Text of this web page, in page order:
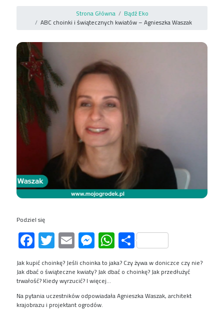
Strona Główna
Bądź Eko
ABC choinki i świątecznych kwiatów – Agnieszka Waszak
Podziel się
Facebook
Twitter
EmailMessenger
WhatsApp
Share
Jak kupić choinkę? Jeśli choinka to jaka? Czy żywa w doniczce czy nie?
Jak dbać o świąteczne kwiaty? Jak dbać o choinkę? Jak przedłużyć
trwałość? Kiedy wyrzucić? I więcej…
Na pytania uczestników odpowiadała Agnieszka Waszak, architekt
krajobrazu i projektant ogrodów.